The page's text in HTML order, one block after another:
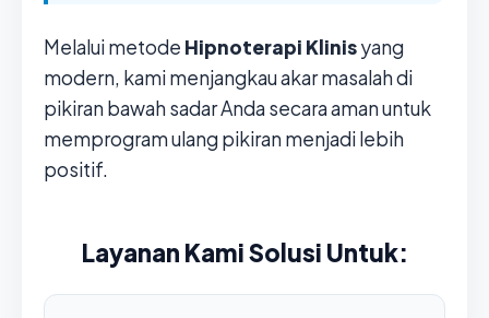
Melalui metode Hipnoterapi Klinisyang
modern, kami menjangkau akar masalah di
pikiran bawah sadar Anda secara aman untuk
memprogram ulang pikiran menjadi lebih
positif.
Layanan Kami Solusi Untuk: